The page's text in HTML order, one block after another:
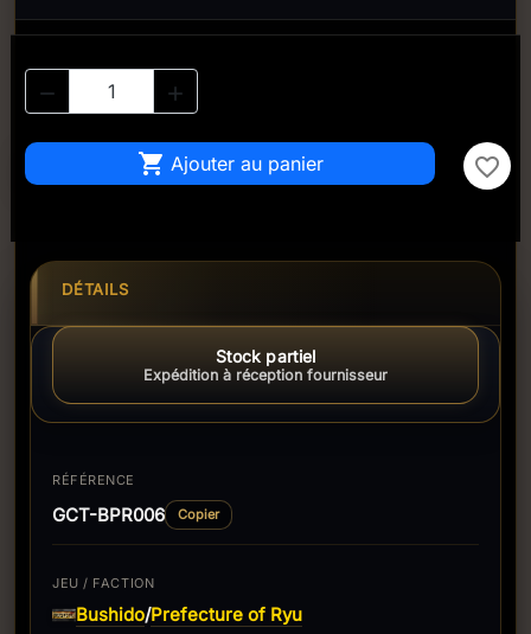
 
 Ajouter au panier favorite_border
DÉTAILS
Stock partiel
Expédition à réception fournisseur
RÉFÉRENCE
GCT-BPR006 Copier
JEU / FACTION
Bushido/Prefecture of Ryu